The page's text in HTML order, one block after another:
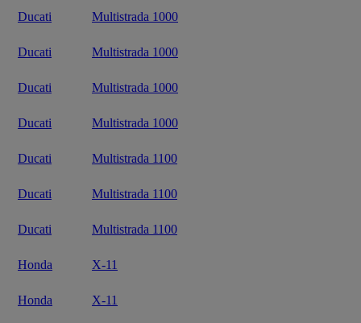
Ducati Multistrada 1000
Ducati Multistrada 1000
Ducati Multistrada 1000
Ducati Multistrada 1000
Ducati Multistrada 1100
Ducati Multistrada 1100
Ducati Multistrada 1100
Honda X-11
Honda X-11